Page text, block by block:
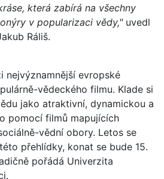
která zabírá na všechny
v popularizaci vědy,"uvedl
Ráliš.
nejvýznamnější evropské
vědeckého filmu. Klade si
jako atraktivní, dynamickou a
pomocí filmů mapujících
vědní obory. Letos se
přehlídky, konat se bude 15.
pořádá Univerzita